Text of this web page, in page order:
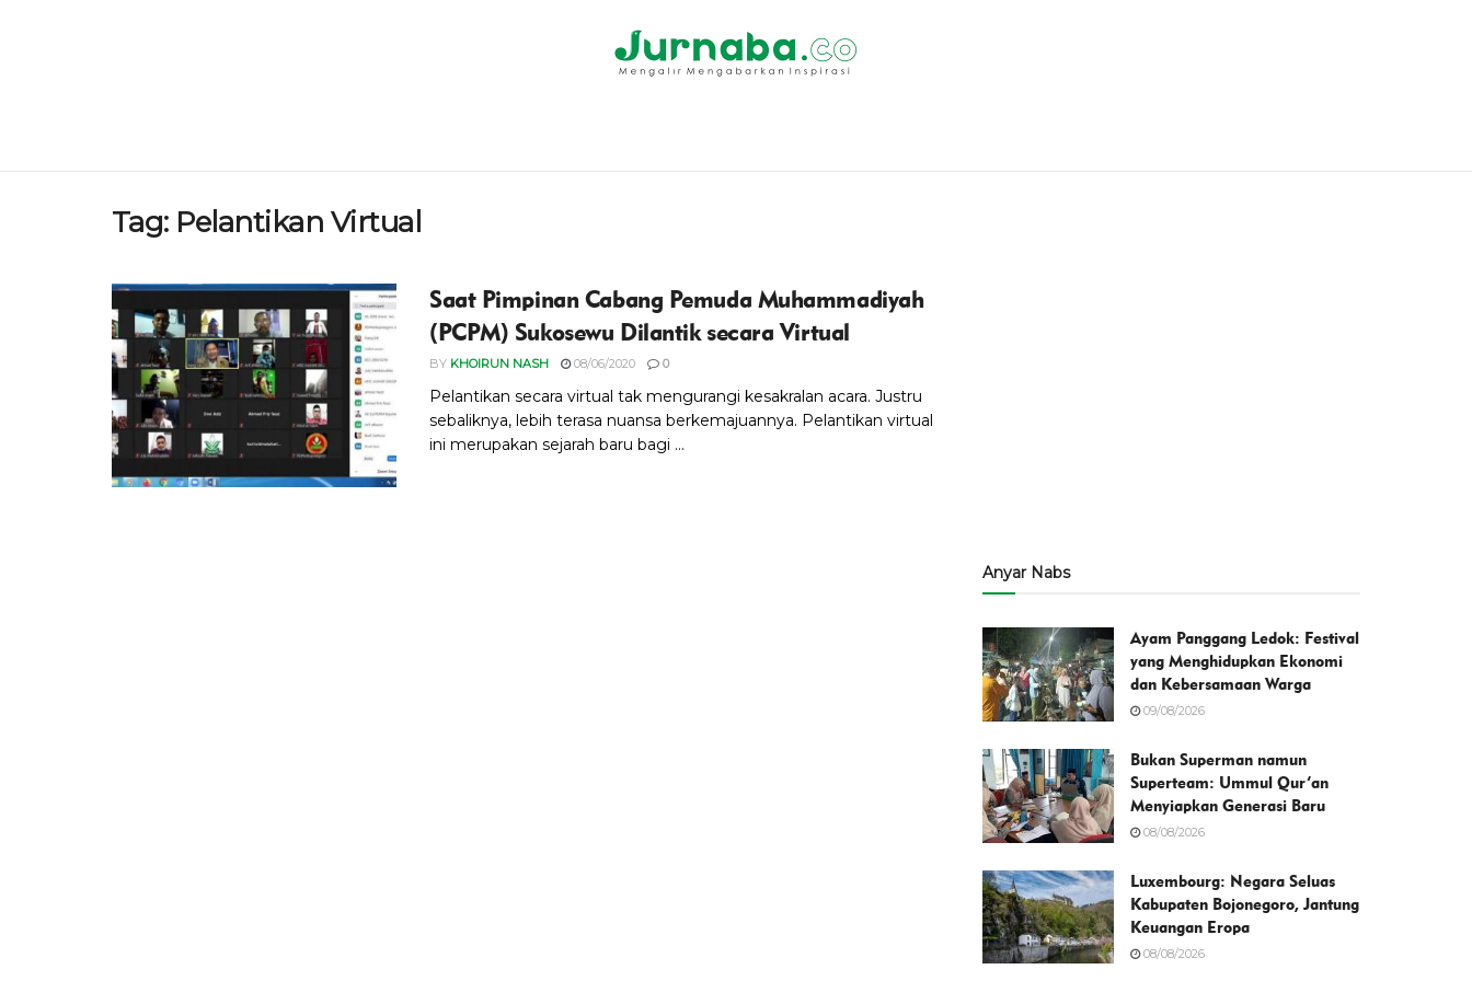
Tag: Pelantikan Virtual
Saat Pimpinan Cabang Pemuda Muhammadiyah
(PCPM) Sukosewu Dilantik secara Virtual
BY KHOIRUN NASH 08/06/2020 0
Pelantikan secara virtual tak mengurangi kesakralan acara. Justru
sebaliknya, lebih terasa nuansa berkemajuannya. Pelantikan virtual
ini merupakan sejarah baru bagi ...
Anyar Nabs
Ayam Panggang Ledok: Festival
yang Menghidupkan Ekonomi
dan Kebersamaan Warga
09/08/2026
Bukan Superman namun
Superteam: Ummul Qur’an
Menyiapkan Generasi Baru
08/08/2026
Luxembourg: Negara Seluas
Kabupaten Bojonegoro, Jantung
Keuangan Eropa
08/08/2026